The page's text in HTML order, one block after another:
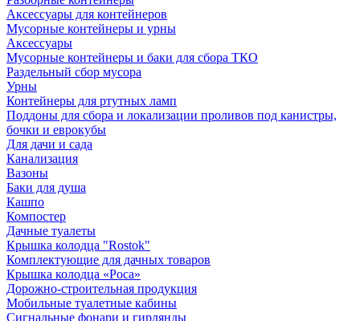
Аксессуары для контейнеров
Мусорные контейнеры и урны
Аксессуары
Мусорные контейнеры и баки для сбора ТКО
Раздельный сбор мусора
Урны
Контейнеры для ртутных ламп
Поддоны для сбора и локализации проливов под канистры,
бочки и еврокубы
Для дачи и сада
Канализация
Вазоны
Баки для душа
Кашпо
Компостер
Дачные туалеты
Крышка колодца "Rostok"
Комплектующие для дачных товаров
Крышка колодца «Роса»
Дорожно-строительная продукция
Мобильные туалетные кабины
Сигнальные фонари и гирлянды